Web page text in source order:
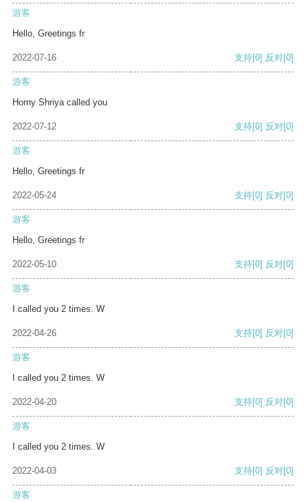
游客
Hello, Greetings fr
2022-07-16 支持[0] 反对[0]
游客
Horny Shriya called you
2022-07-12 支持[0] 反对[0]
游客
Hello, Greetings fr
2022-05-24 支持[0] 反对[0]
游客
Hello, Greetings fr
2022-05-10 支持[0] 反对[0]
游客
I called you 2 times. W
2022-04-26 支持[0] 反对[0]
游客
I called you 2 times. W
2022-04-20 支持[0] 反对[0]
游客
I called you 2 times. W
2022-04-03 支持[0] 反对[0]
游客